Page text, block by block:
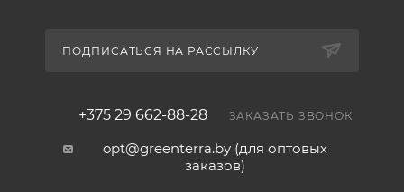
ПОДПИСАТЬСЯ НА РАССЫЛКУ
+375 29 662-88-28 ЗАКАЗАТЬ ЗВОНОК
opt@greenterra.by (для оптовых
заказов)